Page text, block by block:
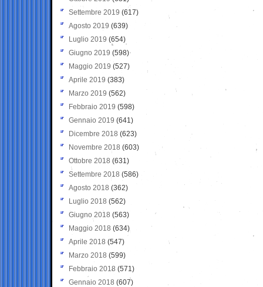
Settembre 2019 (617)
Agosto 2019 (639)
Luglio 2019 (654)
Giugno 2019 (598)
Maggio 2019 (527)
Aprile 2019 (383)
Marzo 2019 (562)
Febbraio 2019 (598)
Gennaio 2019 (641)
Dicembre 2018 (623)
Novembre 2018 (603)
Ottobre 2018 (631)
Settembre 2018 (586)
Agosto 2018 (362)
Luglio 2018 (562)
Giugno 2018 (563)
Maggio 2018 (634)
Aprile 2018 (547)
Marzo 2018 (599)
Febbraio 2018 (571)
Gennaio 2018 (607)